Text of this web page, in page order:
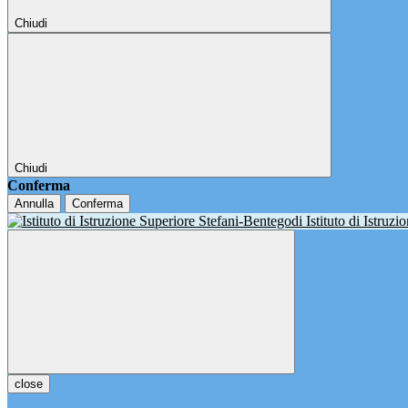
Chiudi
Chiudi
Conferma
Annulla Conferma
Istituto di
close